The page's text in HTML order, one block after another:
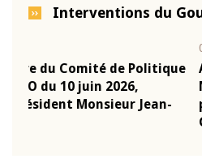
Interventions du
Allocution d'ouverture du
Monétaire de la BCEAO du
prononcée par son